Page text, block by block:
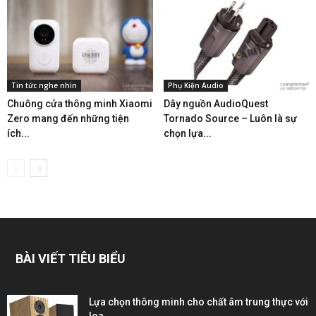
Tin tức nghe nhìn
Chuông cửa thông minh Xiaomi
Zero mang đến những tiện
ích...
Phụ Kiện Audio
Dây nguồn AudioQuest
Tornado Source – Luôn là sự
chọn lựa...
BÀI VIẾT TIÊU BIỂU
Lựa chọn thông minh cho chất âm trung thực với